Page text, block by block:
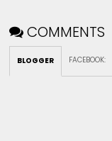
COMMENTS
BLOGGER FACEBOOK: